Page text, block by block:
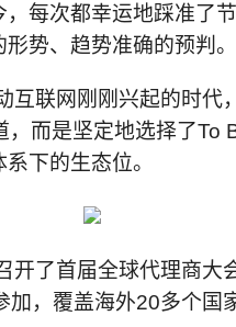
，每次都幸运地踩准了
势、趋势准确的预判。
互联网刚刚兴起的时代
，而是坚定地选择了To
下的生态位。
开了首届全球代理商大
，覆盖海外20多个国